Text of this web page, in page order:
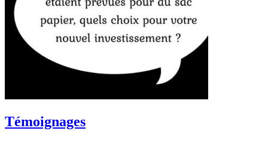
Témoignages